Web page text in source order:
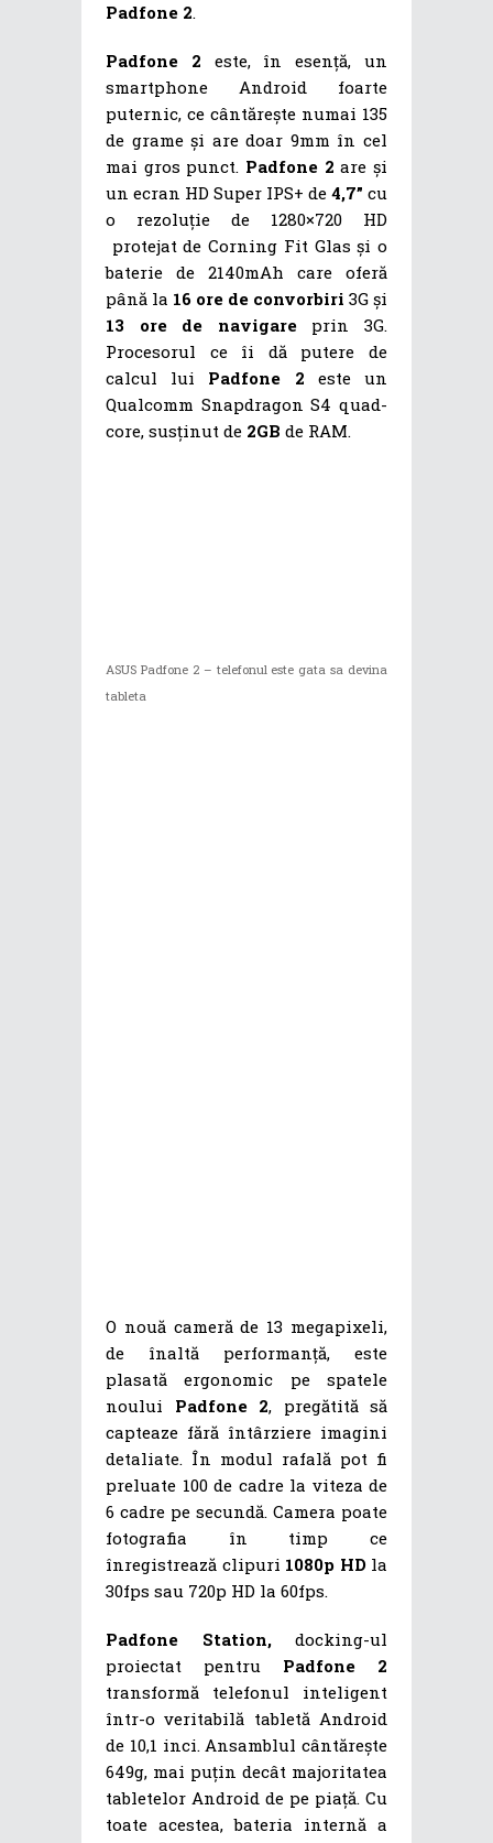
Padfone 2.
Padfone 2 este, în esență, un
smartphone Android foarte
puternic, ce cântărește numai 135
de grame și are doar 9mm în cel
mai gros punct. Padfone 2 are și
un ecran HD Super IPS+ de 4,7” cu
o rezoluție de 1280×720 HD
protejat de Corning Fit Glas și o
baterie de 2140mAh care oferă
până la 16 ore de convorbiri 3G și
13 ore de navigareprin 3G.
Procesorul ce îi dă putere de
calcul lui Padfone 2 este un
Qualcomm Snapdragon S4 quad-
core, susținut de 2GB de RAM.
ASUS Padfone 2 – telefonul este gata sa devina
tableta
O nouă cameră de 13 megapixeli,
de înaltă performanță, este
plasată ergonomic pe spatele
noului Padfone 2, pregătită să
capteaze fără întârziere imagini
detaliate. În modul rafală pot fi
preluate 100 de cadre la viteza de
6 cadre pe secundă. Camera poate
fotografia în timp ce
înregistrează clipuri 1080p HDla
30fps sau 720p HD la 60fps.
Padfone Station, docking-ul
proiectat pentru Padfone 2
transformă telefonul inteligent
într-o veritabilă tabletă Android
de 10,1 inci. Ansamblul cântărește
649g, mai puțin decât majoritatea
tabletelor Android de pe piață. Cu
toate acestea, bateria internă a